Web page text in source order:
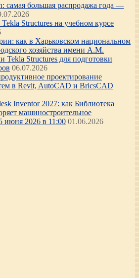
самая большая распродажа года —
Structures на учебном курсе
как в Харьковском национальном
хозяйства имени А.М.
Tekla Structures для подготовки
06.07.2026
проектирование
в Revit, AutoCAD и BricsCAD
Inventor 2027: как Библиотека
машиностроительное
июня 2026 в 11:00 01.06.2026